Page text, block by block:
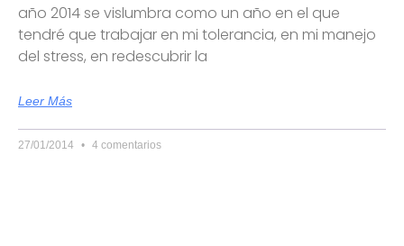
año 2014 se vislumbra como un año en el que
tendré que trabajar en mi tolerancia, en mi manejo
del stress, en redescubrir la
Leer Más
27/01/2014 4 comentarios